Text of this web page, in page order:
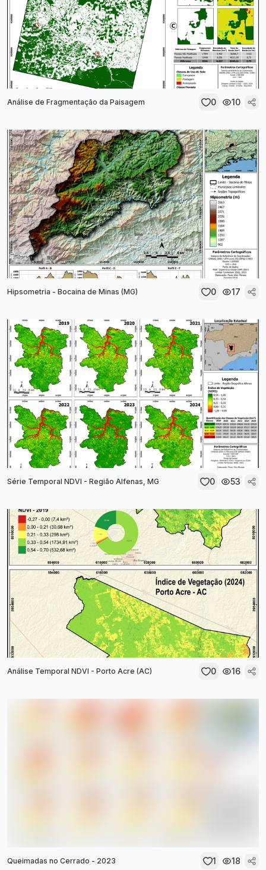
Análise de Fragmentação da Paisagem 0 10
Hipsometria - Bocaina de Minas (MG) 0 17
Série Temporal NDVI - Região Alfenas, MG 0 53
Análise Temporal NDVI - Porto Acre (AC) 0 16
Queimadas no Cerrado - 2023 1 18